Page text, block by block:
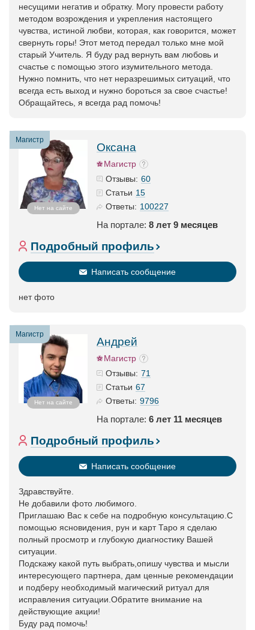
несущими негатив и обратку. Могу провести работу
методом возрождения и укрепления настоящего
чувства, истиной любви, которая, как говорится, может
свернуть горы! Этот метод передал только мне мой
старый Учитель. Я буду рад вернуть вам любовь и
счастье с помощью этого изумительного метода.
Нужно помнить, что нет неразрешимых ситуаций, что
всегда есть выход и нужно бороться за свое счастье!
Обращайтесь, я всегда рад помочь!
Магистр
Нет на сайте
Оксана
Магистр
Отзывы: 60
Статьи 15
Ответы: 100227
На портале: 8 лет 9 месяцев
Подробный профиль
Написать сообщение
нет фото
Магистр
Нет на сайте
Андрей
Магистр
Отзывы: 71
Статьи 67
Ответы: 9796
На портале: 6 лет 11 месяцев
Подробный профиль
Написать сообщение
Здравствуйте.
Не добавили фото любимого.
Приглашаю Вас к себе на подробную консультацию.С
помощью ясновидения, рун и карт Таро я сделаю
полный просмотр и глубокую диагностику Вашей
ситуации.
Подскажу какой путь выбрать,опишу чувства и мысли
интересующего партнера, дам ценные рекомендации
и подберу необходимый магический ритуал для
исправления ситуации.Обратите внимание на
действующие акции!
Буду рад помочь!